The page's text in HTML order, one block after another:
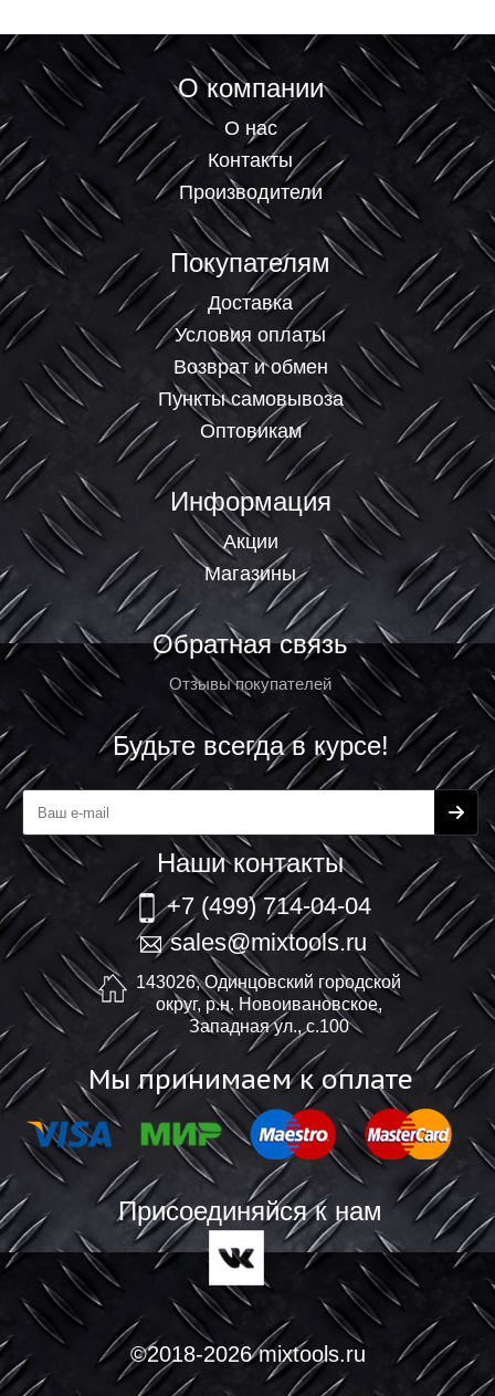
О компании
О нас
Контакты
Производители
Покупателям
Доставка
Условия оплаты
Возврат и обмен
Пункты самовывоза
Оптовикам
Информация
Акции
Магазины
Обратная связь
Отзывы покупателей
Будьте всегда в курсе!
Наши контакты
+7 (499) 714-04-04
sales@mixtools.ru
143026, Одинцовский городской
округ, р.н. Новоивановское,
Западная ул., с.100
Мы принимаем к оплате
Присоединяйся к нам
©2018-2026 mixtools.ru